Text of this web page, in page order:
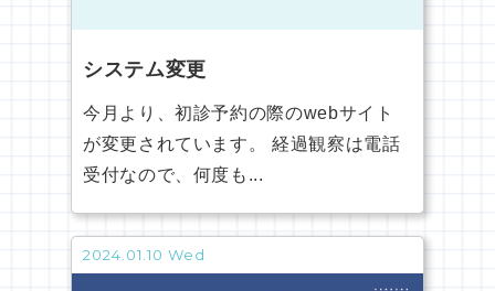
システム変更
今月より、初診予約の際のwebサイト
が変更されています。 経過観察は電話
受付なので、何度も...
2024.01.10 Wed